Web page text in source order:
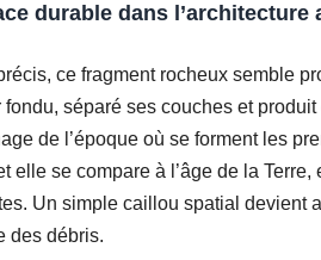
durable dans l’architecture
ce fragment rocheux semble
séparé ses couches et
de l’époque où se forment les
elle se compare à l’âge de la
Un simple caillou spatial devient
des débris.